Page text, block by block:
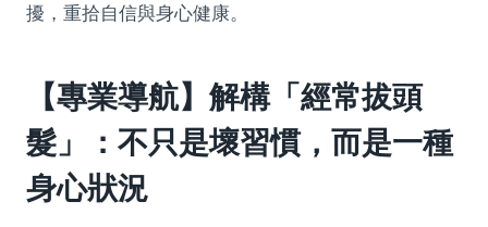
擾，重拾自信與身心健康。
【專業導航】解構「經常拔頭
髮」：不只是壞習慣，而是一種
身心狀況